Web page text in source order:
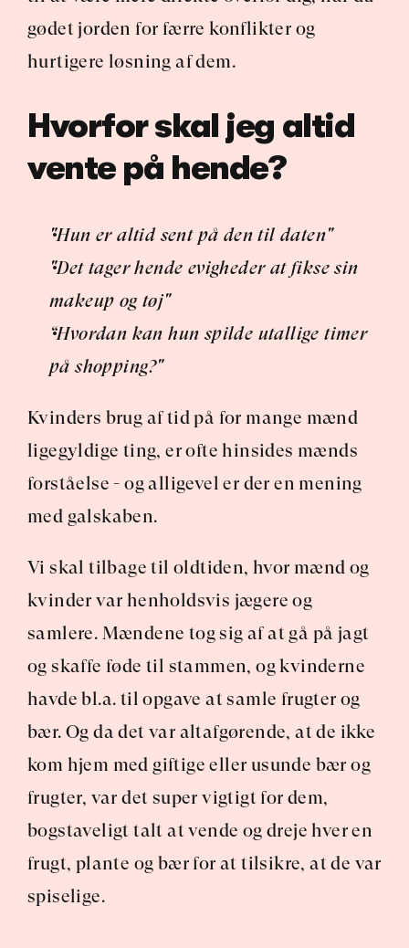
gødet jorden for færre konflikter og
hurtigere løsning af dem.
Hvorfor skal jeg altid
vente på hende?
"Hun er altid sent på den til daten"
"Det tager hende evigheder at fikse sin
makeup og tøj"
“Hvordan kan hun spilde utallige timer
på shopping?"
Kvinders brug af tid på for mange mænd
ligegyldige ting, er ofte hinsides mænds
forståelse - og alligevel er der en mening
med galskaben.
Vi skal tilbage til oldtiden, hvor mænd og
kvinder var henholdsvis jægere og
samlere. Mændene tog sig af at gå på jagt
og skaffe føde til stammen, og kvinderne
havde bl.a. til opgave at samle frugter og
bær. Og da det var altafgørende, at de ikke
kom hjem med giftige eller usunde bær og
frugter, var det super vigtigt for dem,
bogstaveligt talt at vende og dreje hver en
frugt, plante og bær for at tilsikre, at de var
spiselige.